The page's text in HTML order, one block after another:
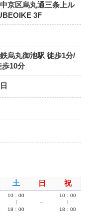
京区烏丸通三条上ル
3F
烏丸御池駅 徒歩1分/
歩10分
土 日 祝
10：00
18：00
–
10：00
18：00